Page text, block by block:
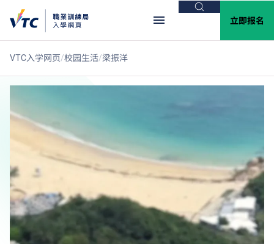
搜索
立即报名
VTC入学网页 校园生活 梁振洋